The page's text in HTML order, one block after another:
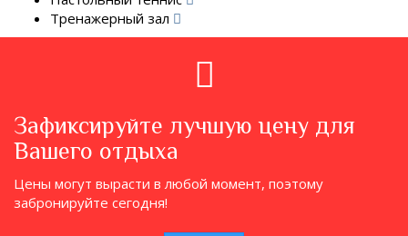
Тренажерный зал
Зафиксируйте лучшую цену для
Вашего отдыха
Цены могут вырасти в любой момент, поэтому
забронируйте сегодня!